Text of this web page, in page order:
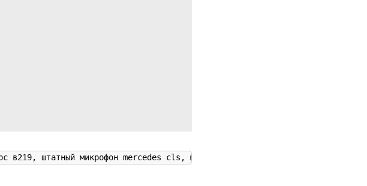
штатный микрофон mercedes cls, микрофон мерседес, схема